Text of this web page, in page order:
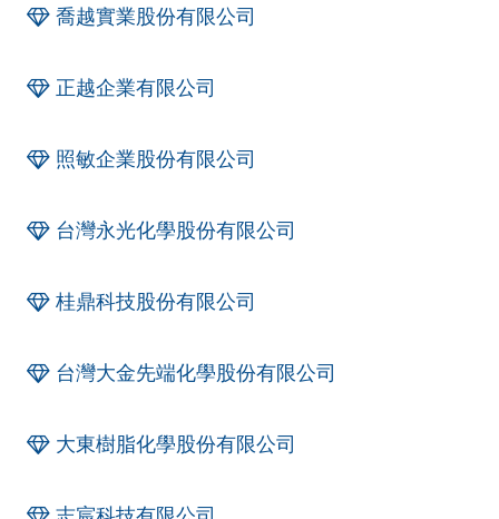
喬越實業股份有限公司
正越企業有限公司
照敏企業股份有限公司
台灣永光化學股份有限公司
桂鼎科技股份有限公司
台灣大金先端化學股份有限公司
大東樹脂化學股份有限公司